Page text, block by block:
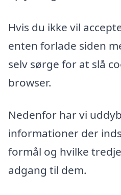
Hvis du ikke vil
enten forlade siden
selv sørge for at slå
browser.
Nedenfor har vi
informationer der
formål og hvilke
adgang til dem.